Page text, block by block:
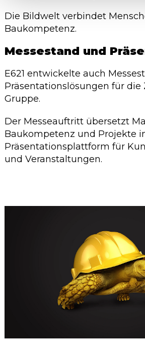
Die Bildwelt verbindet
Baukompetenz.
Messestand und
E621 entwickelte auch
Präsentationslösungen für
Gruppe.
Der Messeauftritt übersetzt
Baukompetenz und Projekte
Präsentationsplattform für
und Veranstaltungen.